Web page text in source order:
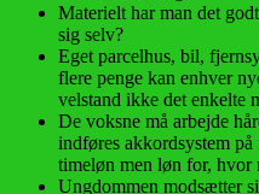
Materielt har man det
sig selv?
Eget parcelhus, bil,
flere penge kan enhver
velstand ikke det enkelte
De voksne må arbejde
indføres akkordsystem
timeløn men løn for, hvor
Ungdommen modsætter